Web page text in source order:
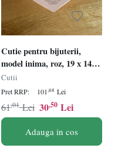
Cutie pentru bijuterii,
model inima, roz, 19 x 14,5
x 6 cm
Cutii
Pret RRP: 101,68 Lei
30,50 Lei
61,01 Lei
Adauga in cos